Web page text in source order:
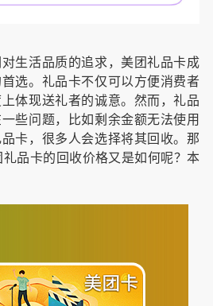
生活品质的追求，美团礼品卡成
选。礼品卡不仅可以方便消费者
体现送礼者的诚意。然而，礼品
些问题，比如剩余金额无法使用
卡，很多人会选择将其回收。那
品卡的回收价格又是如何呢？本